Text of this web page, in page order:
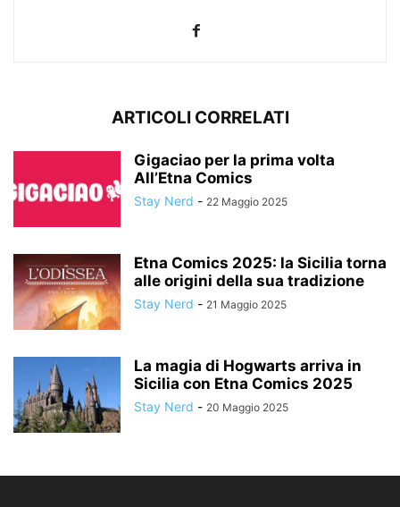
ARTICOLI CORRELATI
Gigaciao per la prima volta
All’Etna Comics
Stay Nerd - 22 Maggio 2025
Etna Comics 2025: la Sicilia torna
alle origini della sua tradizione
Stay Nerd - 21 Maggio 2025
La magia di Hogwarts arriva in
Sicilia con Etna Comics 2025
Stay Nerd - 20 Maggio 2025